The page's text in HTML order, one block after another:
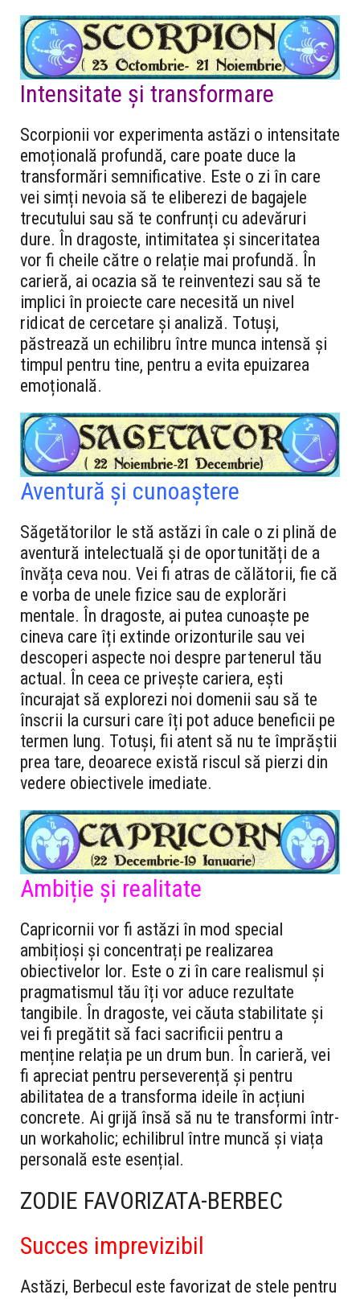
Intensitate și transformare
Scorpionii vor experimenta astăzi o intensitate
emoțională profundă, care poate duce la
transformări semnificative. Este o zi în care
vei simți nevoia să te eliberezi de bagajele
trecutului sau să te confrunți cu adevăruri
dure. În dragoste, intimitatea și sinceritatea
vor fi cheile către o relație mai profundă. În
carieră, ai ocazia să te reinventezi sau să te
implici în proiecte care necesită un nivel
ridicat de cercetare și analiză. Totuși,
păstrează un echilibru între munca intensă și
timpul pentru tine, pentru a evita epuizarea
emoțională.
Aventură și cunoaștere
Săgetătorilor le stă astăzi în cale o zi plină de
aventură intelectuală și de oportunități de a
învăța ceva nou. Vei fi atras de călătorii, fie că
e vorba de unele fizice sau de explorări
mentale. În dragoste, ai putea cunoaște pe
cineva care îți extinde orizonturile sau vei
descoperi aspecte noi despre partenerul tău
actual. În ceea ce privește cariera, ești
încurajat să explorezi noi domenii sau să te
înscrii la cursuri care îți pot aduce beneficii pe
termen lung. Totuși, fii atent să nu te împrăștii
prea tare, deoarece există riscul să pierzi din
vedere obiectivele imediate.
Ambiție și realitate
Capricornii vor fi astăzi în mod special
ambițioși și concentrați pe realizarea
obiectivelor lor. Este o zi în care realismul și
pragmatismul tău îți vor aduce rezultate
tangibile. În dragoste, vei căuta stabilitate și
vei fi pregătit să faci sacrificii pentru a
menține relația pe un drum bun. În carieră, vei
fi apreciat pentru perseverență și pentru
abilitatea de a transforma ideile în acțiuni
concrete. Ai grijă însă să nu te transformi într-
un workaholic; echilibrul între muncă și viața
personală este esențial.
ZODIE FAVORIZATA-BERBEC
Succes imprevizibil
Astăzi, Berbecul este favorizat de stele pentru